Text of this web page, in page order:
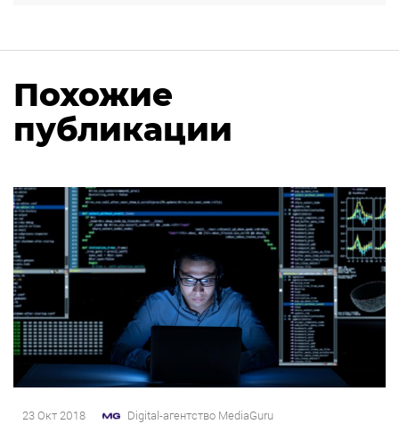
Похожие
публикации
23 Окт 2018 Digital-агентство MediaGuru